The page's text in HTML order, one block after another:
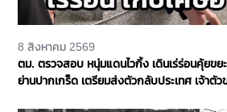
8 สิงหาคม 2569
ตม. ตรวจสอบ หนุ่มแดนไวกิ้ง เดินเร่ร่อนคุ้ยขย
ย่านปากเกร็ด เตรียมส่งตัวกลับประเทศ เจ้าตั